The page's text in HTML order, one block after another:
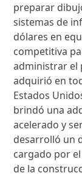
preparar
sistemas de
dólares en
competitiva
administrar el
adquirió en
Estados
brindó una
acelerado y
desarrolló un
cargado por
de la